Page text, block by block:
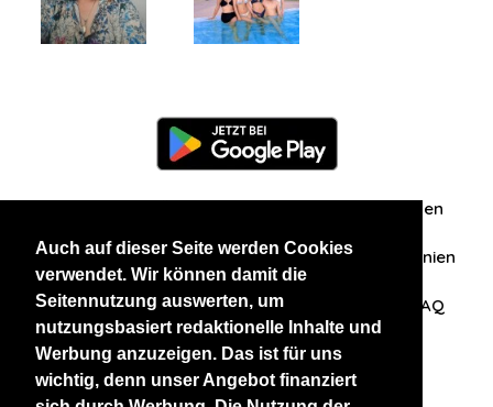
Auch auf dieser Seite werden Cookies
verwendet. Wir können damit die
Seitennutzung auswerten, um
nutzungsbasiert redaktionelle Inhalte und
Werbung anzuzeigen. Das ist für uns
wichtig, denn unser Angebot finanziert
Zuschriften/Erfahrungen
Datenschutzerklärung AGB Datenschutzrichtlinien
Nehmen Sie Kontakt mit uns auf FAQ
Unsere anderen Websites